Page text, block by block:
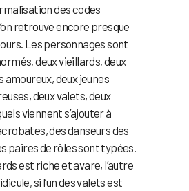
des codes
retrouve encore presque
Les personnages sont
deux vieillards, deux
amoureux, deux jeunes
deux valets, deux
viennent s’ajouter à
des danseurs des
paires de rôles sont typées.
est riche et avare, l’autre
si l’un des valets est